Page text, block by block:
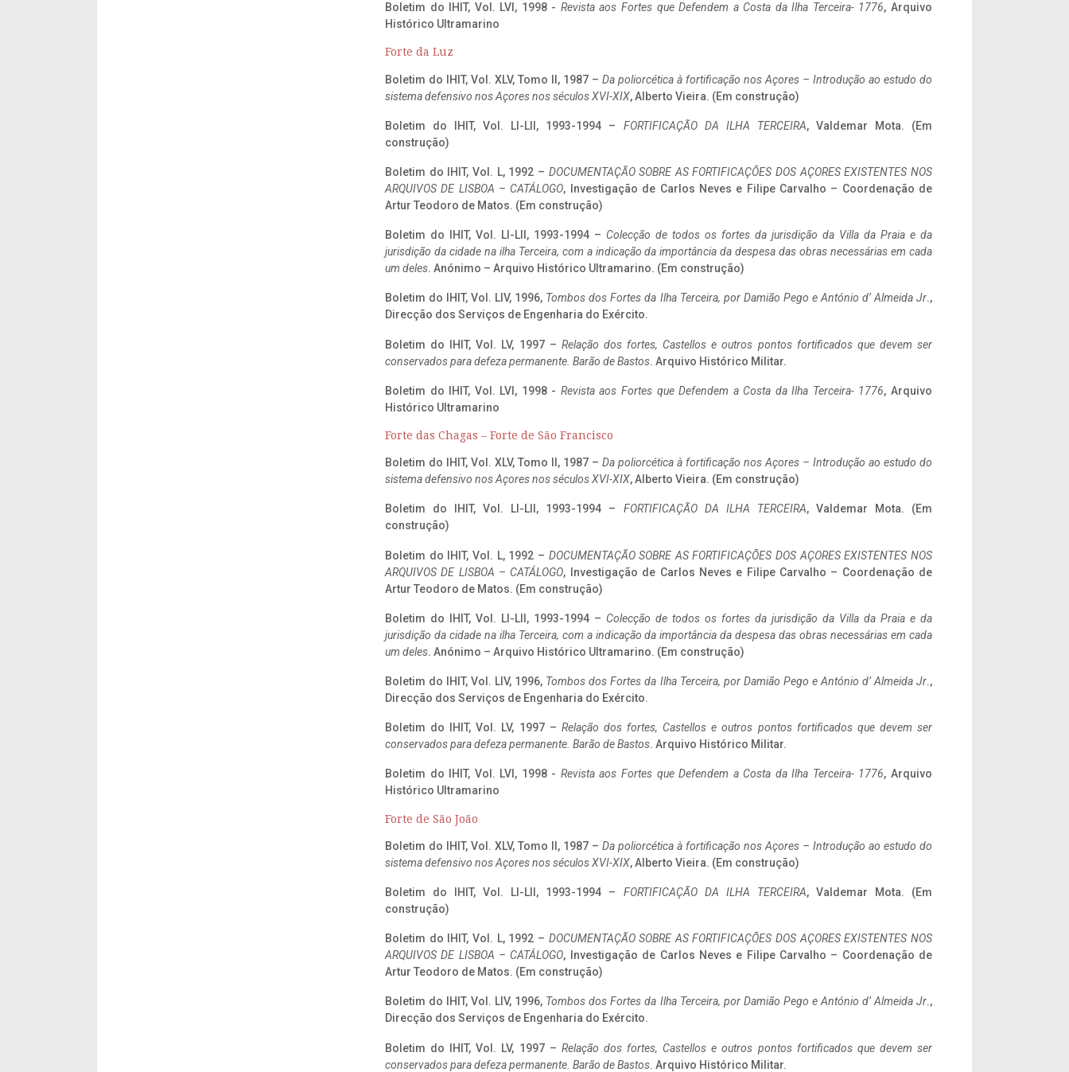
Boletim do IHIT, Vol. LVI, 1998 - Revista aos Fortes que Defendem a Costa da Ilha Terceira- 1776, Arquivo
Histórico Ultramarino
Forte da Luz
Boletim do IHIT, Vol. XLV, Tomo II, 1987 – Da poliorcética à fortificação nos Açores – Introdução ao estudo do
sistema defensivo nos Açores nos séculos XVI-XIX, Alberto Vieira. (Em construção)
Boletim do IHIT, Vol. LI-LII, 1993-1994 – FORTIFICAÇÃO DA ILHA TERCEIRA, Valdemar Mota. (Em
construção)
Boletim do IHIT, Vol. L, 1992 – DOCUMENTAÇÃO SOBRE AS FORTIFICAÇÕES DOS AÇORES EXISTENTES NOS
ARQUIVOS DE LISBOA – CATÁLOGO, Investigação de Carlos Neves e Filipe Carvalho – Coordenação de
Artur Teodoro de Matos. (Em construção)
Boletim do IHIT, Vol. LI-LII, 1993-1994 – Colecção de todos os fortes da jurisdição da Villa da Praia e da
jurisdição da cidade na ilha Terceira, com a indicação da importância da despesa das obras necessárias em cada
um deles. Anónimo – Arquivo Histórico Ultramarino. (Em construção)
Boletim do IHIT, Vol. LIV, 1996, Tombos dos Fortes da Ilha Terceira, por Damião Pego e António d’ Almeida Jr.,
Direcção dos Serviços de Engenharia do Exército.
Boletim do IHIT, Vol. LV, 1997 – Relação dos fortes, Castellos e outros pontos fortificados que devem ser
conservados para defeza permanente. Barão de Bastos. Arquivo Histórico Militar.
Boletim do IHIT, Vol. LVI, 1998 - Revista aos Fortes que Defendem a Costa da Ilha Terceira- 1776, Arquivo
Histórico Ultramarino
Forte das Chagas – Forte de São Francisco
Boletim do IHIT, Vol. XLV, Tomo II, 1987 – Da poliorcética à fortificação nos Açores – Introdução ao estudo do
sistema defensivo nos Açores nos séculos XVI-XIX, Alberto Vieira. (Em construção)
Boletim do IHIT, Vol. LI-LII, 1993-1994 – FORTIFICAÇÃO DA ILHA TERCEIRA, Valdemar Mota. (Em
construção)
Boletim do IHIT, Vol. L, 1992 – DOCUMENTAÇÃO SOBRE AS FORTIFICAÇÕES DOS AÇORES EXISTENTES NOS
ARQUIVOS DE LISBOA – CATÁLOGO, Investigação de Carlos Neves e Filipe Carvalho – Coordenação de
Artur Teodoro de Matos. (Em construção)
Boletim do IHIT, Vol. LI-LII, 1993-1994 – Colecção de todos os fortes da jurisdição da Villa da Praia e da
jurisdição da cidade na ilha Terceira, com a indicação da importância da despesa das obras necessárias em cada
um deles. Anónimo – Arquivo Histórico Ultramarino. (Em construção)
Boletim do IHIT, Vol. LIV, 1996, Tombos dos Fortes da Ilha Terceira, por Damião Pego e António d’ Almeida Jr.,
Direcção dos Serviços de Engenharia do Exército.
Boletim do IHIT, Vol. LV, 1997 – Relação dos fortes, Castellos e outros pontos fortificados que devem ser
conservados para defeza permanente. Barão de Bastos. Arquivo Histórico Militar.
Boletim do IHIT, Vol. LVI, 1998 - Revista aos Fortes que Defendem a Costa da Ilha Terceira- 1776, Arquivo
Histórico Ultramarino
Forte de São João
Boletim do IHIT, Vol. XLV, Tomo II, 1987 – Da poliorcética à fortificação nos Açores – Introdução ao estudo do
sistema defensivo nos Açores nos séculos XVI-XIX, Alberto Vieira. (Em construção)
Boletim do IHIT, Vol. LI-LII, 1993-1994 – FORTIFICAÇÃO DA ILHA TERCEIRA, Valdemar Mota. (Em
construção)
Boletim do IHIT, Vol. L, 1992 – DOCUMENTAÇÃO SOBRE AS FORTIFICAÇÕES DOS AÇORES EXISTENTES NOS
ARQUIVOS DE LISBOA – CATÁLOGO, Investigação de Carlos Neves e Filipe Carvalho – Coordenação de
Artur Teodoro de Matos. (Em construção)
Boletim do IHIT, Vol. LIV, 1996, Tombos dos Fortes da Ilha Terceira, por Damião Pego e António d’ Almeida Jr.,
Direcção dos Serviços de Engenharia do Exército.
Boletim do IHIT, Vol. LV, 1997 – Relação dos fortes, Castellos e outros pontos fortificados que devem ser
conservados para defeza permanente. Barão de Bastos. Arquivo Histórico Militar.